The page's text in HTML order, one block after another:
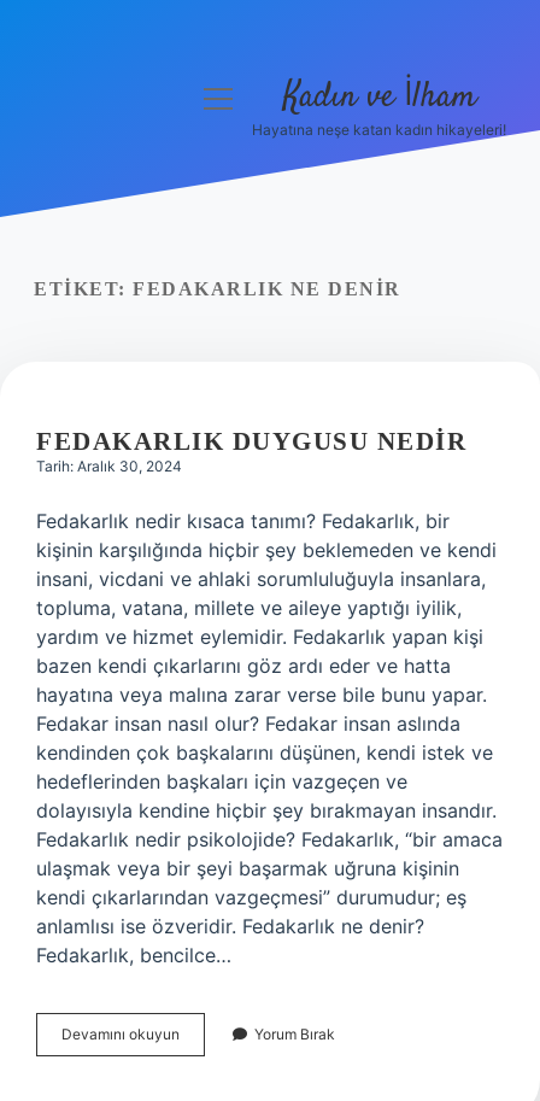
Yasal Uyarı
menüyü
Kadın ve İlham
Hayatına neşe katan kadın hikayeleri!
ETIKET: FEDAKARLIK NE DENIR
FEDAKARLIK DUYGUSU NEDIR
Tarih: Aralık 30, 2024
Fedakarlık nedir kısaca tanımı? Fedakarlık, bir
kişinin karşılığında hiçbir şey beklemeden ve kendi
insani, vicdani ve ahlaki sorumluluğuyla insanlara,
topluma, vatana, millete ve aileye yaptığı iyilik,
yardım ve hizmet eylemidir. Fedakarlık yapan kişi
bazen kendi çıkarlarını göz ardı eder ve hatta
hayatına veya malına zarar verse bile bunu yapar.
Fedakar insan nasıl olur? Fedakar insan aslında
kendinden çok başkalarını düşünen, kendi istek ve
hedeflerinden başkaları için vazgeçen ve
dolayısıyla kendine hiçbir şey bırakmayan insandır.
Fedakarlık nedir psikolojide? Fedakarlık, “bir amaca
ulaşmak veya bir şeyi başarmak uğruna kişinin
kendi çıkarlarından vazgeçmesi” durumudur; eş
anlamlısı ise özveridir. Fedakarlık ne denir?
Fedakarlık, bencilce…
Devamını okuyun Fedakarlık
Duygusu
Yorum Bırak